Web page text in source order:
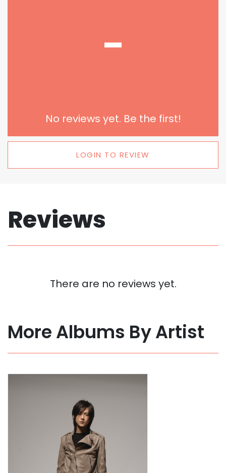
-
No reviews yet. Be the first!
LOGIN TO REVIEW
Reviews
There are no reviews yet.
More Albums By Artist